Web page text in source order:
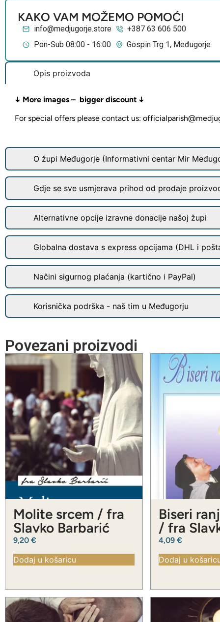
KAKO VAM MOŽEMO POMOĆI
info@medjugorje.store
+387 63 606 500
Pon-Sub 08:00 - 16:00
Gospin Trg 1, Međugorje
Opis proizvoda
↓ More images – bigger discount ↓
For special offers please contact us:
O župi Međugorje (Informativni centar Mir
Gdje se sve usmjerava prihod od prodaje
Alternativne opcije izravne donacije našoj župi
Globalna dostava s express opcijama (DHL i
Načini sigurnog plaćanja (kartično i PayPal)
Korisnička podrška - naš tim u Međugorju
Povezani proizvodi
Molite srcem / fra
Slavko Barbarić
9,20 €
Dodaj u košaricu
Biseri
/ fra
Barbarić
4,09 €
Dodaj u